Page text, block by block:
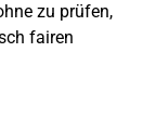
zu prüfen,
fairen